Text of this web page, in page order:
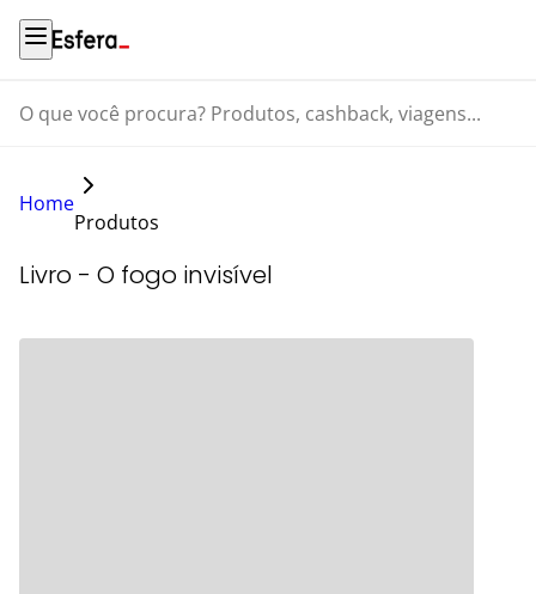
O que você procura? Produtos, cashback, viagens...
Home
Produtos
Livro - O fogo invisível